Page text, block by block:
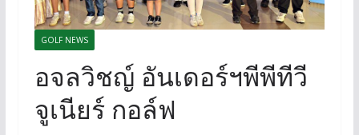
GOLF NEWS
อจลวิชญ์ อันเดอร์ฯพีพีทีวี
จูเนียร์ กอล์ฟ